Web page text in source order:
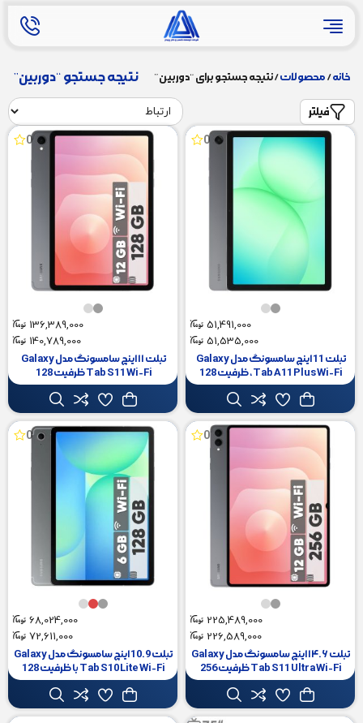
خانه/محصولات/ نتیجه جستجو برای “دوربین” نتیجه جستجو “دوربین”
فیلتر
0
51,491,000
51,535,000
تبلت 11 اینچ سامسونگ مدل Galaxy
Tab A11 Plus Wi-Fi، ظرفیت 128
گیگابایت و رم 6 گیگابایت، رزولوشن
دوربین 8 مگاپیکسل، پشتیبانی از قلم و
کیبورد
0
136,389,000
140,789,000
تبلت ۱۱ اینچ سامسونگ مدل Galaxy
Tab S11 Wi-Fi ظرفیت 128
گیگابایت و رم 12 گیگابایت،
رزولوشن دوربین ۱۳ مگاپیکسل،
پشتیبانی از قلم و کیبورد
0
225,489,000
226,589,000
تبلت ۱۴.۶ اینچ سامسونگ مدل Galaxy
Tab S11 Ultra Wi-Fi ظرفیت 256
گیگابایت و رم 12 گیگابایت،
رزولوشن دوربین ۱۳ مگاپیکسل،
پشتیبانی از قلم و کیبورد
0
68,024,000
72,611,000
تبلت 10.9 اینچ سامسونگ مدل Galaxy
Tab S10 Lite Wi-Fi با ظرفیت 128
گیگابایت و رم 6 گیگابایت، رزولوشن
دوربین اصلی ۸ مگاپیکسل، پشتیبانی از
قلم